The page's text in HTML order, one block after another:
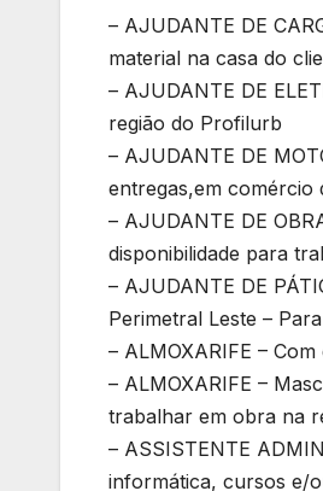
– AJUDANTE DE
material na casa do
– AJUDANTE DE
região do Profilurb
– AJUDANTE DE
entregas,em comércio
– AJUDANTE DE
disponibilidade para
– AJUDANTE DE
Perimetral Leste –
– ALMOXARIFE –
– ALMOXARIFE –
trabalhar em obra na
– ASSISTENTE
informática, cursos e/